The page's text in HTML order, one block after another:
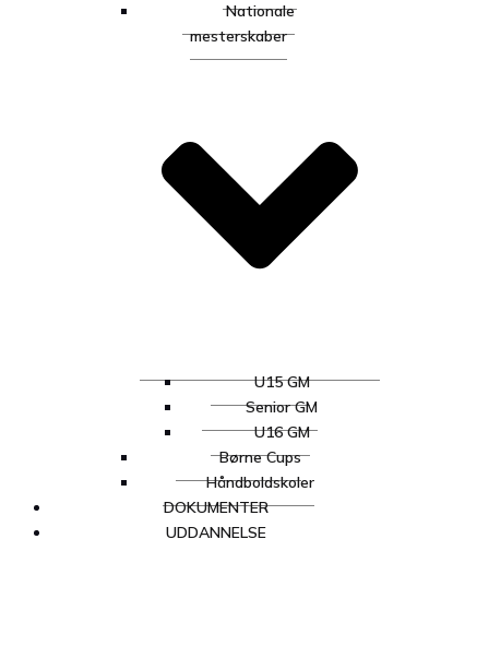
Nationale
mesterskaber
U15 GM
Senior GM
U16 GM
Børne Cups
Håndboldskoler
DOKUMENTER
UDDANNELSE